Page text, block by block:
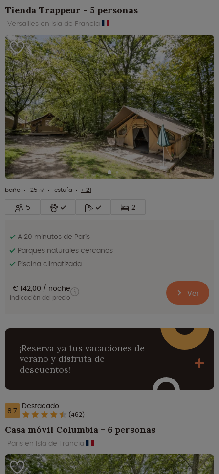
Tienda Trappeur - 5 personas
Versailles en Isla de Francia
baño 25 ㎡ estufa + 21
5 2
A 20 minutos de París
Parques naturales cercanos
Piscina climatizada
€ 142,00 noche
indicación del precio Ver
¡Reserva ya tus vacaciones de
verano y disfruta de
descuentos!
8.7 Destacado
(462)
Casa móvil Columbia - 6 personas
Paris en Isla de Francia